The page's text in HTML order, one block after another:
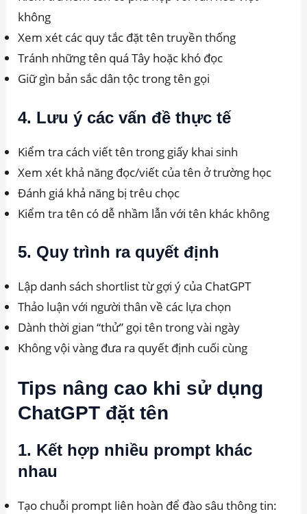
không
Xem xét các quy tắc đặt tên truyền thống
Tránh những tên quá Tây hoặc khó đọc
Giữ gìn bản sắc dân tộc trong tên gọi
4. Lưu ý các vấn đề thực tế
Kiểm tra cách viết tên trong giấy khai sinh
Xem xét khả năng đọc/viết của tên ở trường học
Đánh giá khả năng bị trêu chọc
Kiểm tra tên có dễ nhầm lẫn với tên khác không
5. Quy trình ra quyết định
Lập danh sách shortlist từ gợi ý của ChatGPT
Thảo luận với người thân về các lựa chọn
Dành thời gian “thử” gọi tên trong vài ngày
Không vội vàng đưa ra quyết định cuối cùng
Tips nâng cao khi sử dụng
ChatGPT đặt tên
1. Kết hợp nhiều prompt khác
nhau
Tạo chuỗi prompt liên hoàn để đào sâu thông tin: